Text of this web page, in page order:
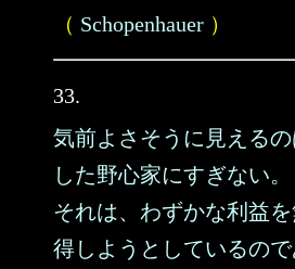
（ Schopenhauer ）
33.
気前よさそうに見える
した野心家にすぎない。
それは、わずかな利益
得しようとしているので